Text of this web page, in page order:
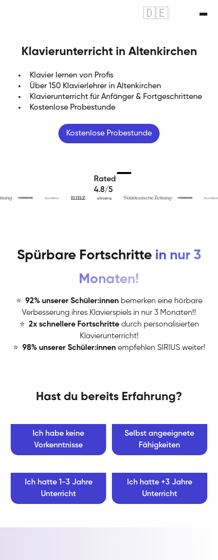
🇩🇪
Klavierunterricht in Altenkirchen
Klavier lernen von Profis
Über 150 Klavierlehrer in Altenkirchen
Klavierunterricht für Anfänger & Fortgeschrittene
Kostenlose Probestunde
Kostenlose Probestunde
Rated
4.8/5
Spürbare Fortschritte in nur 3
Monaten!
⭐ 92% unserer Schüler:innen bemerken eine hörbare
Verbesserung ihres Klavierspiels in nur 3 Monaten!!
⭐ 2x schnellere Fortschritte durch personalisierten
Klavierunterricht!
⭐ 98% unserer Schüler:innen empfehlen SIRIUS weiter!
Hast du bereits Erfahrung?
Ich habe keine
Vorkenntnisse
Selbst angeeignete
Fähigkeiten
Ich hatte 1-3 Jahre
Unterricht
Ich hatte +3 Jahre
Unterricht